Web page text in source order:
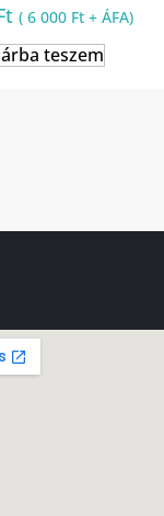
( 6 000 Ft+ ÁFA)
teszem